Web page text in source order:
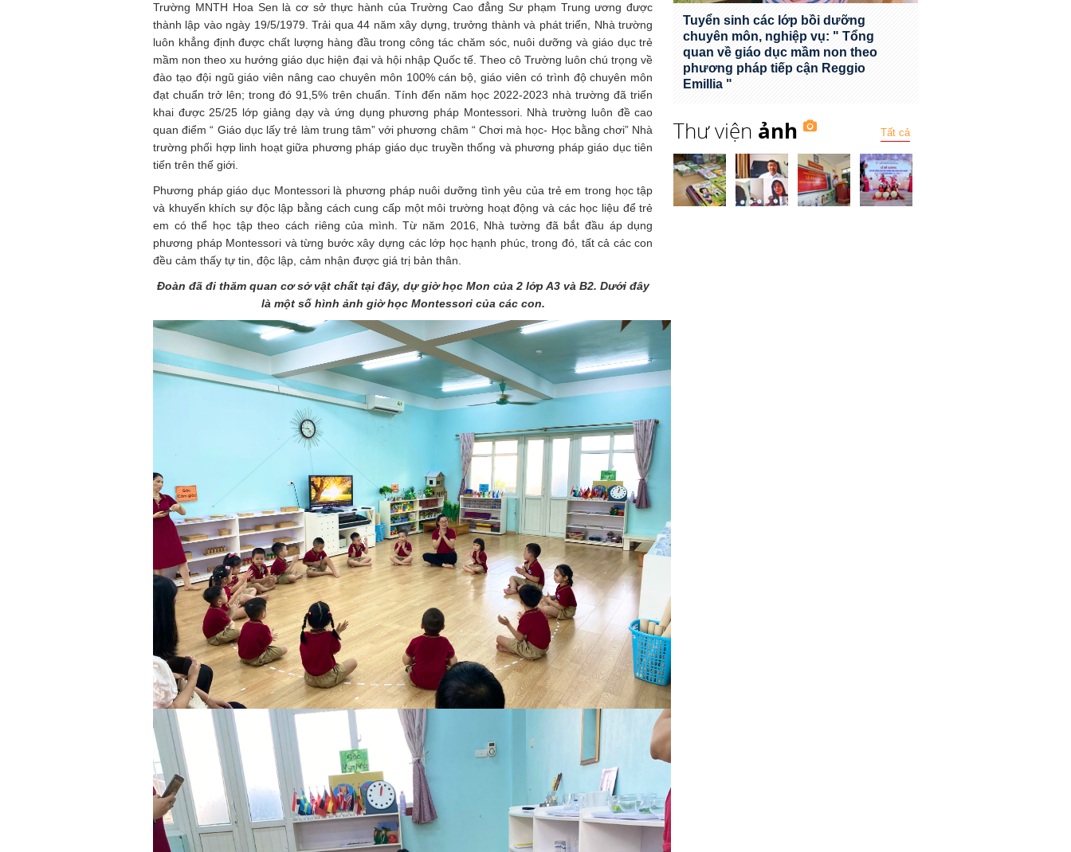
Trường MNTH Hoa Sen là cơ sở thực hành của Trường Cao đẳng Sư phạm Trung ương được
thành lập vào ngày 19/5/1979. Trải qua 44 năm xây dựng, trưởng thành và phát triển, Nhà trường
luôn khẳng định được chất lượng hàng đầu trong công tác chăm sóc, nuôi dưỡng và giáo dục trẻ
mầm non theo xu hướng giáo dục hiện đại và hội nhập Quốc tế. Theo cô Trường luôn chú trọng về
đào tạo đội ngũ giáo viên nâng cao chuyên môn 100% cán bộ, giáo viên có trình độ chuyên môn
đạt chuẩn trở lên; trong đó 91,5% trên chuẩn. Tính đến năm học 2022-2023 nhà trường đã triển
khai được 25/25 lớp giảng dạy và ứng dụng phương pháp Montessori. Nhà trường luôn đề cao
quan điểm “ Giáo dục lấy trẻ làm trung tâm” với phương châm “ Chơi mà học- Học bằng chơi” Nhà
trường phối hợp linh hoạt giữa phương pháp giáo dục truyền thống và phương pháp giáo dục tiên
tiến trên thế giới.
Phương pháp giáo dục Montessori là phương pháp nuôi dưỡng tình yêu của trẻ em trong học tập
và khuyến khích sự độc lập bằng cách cung cấp một môi trường hoạt động và các học liệu để trẻ
em có thể học tập theo cách riêng của mình. Từ năm 2016, Nhà tường đã bắt đầu áp dụng
phương pháp Montessori và từng bước xây dựng các lớp học hạnh phúc, trong đó, tất cả các con
đều cảm thấy tự tin, độc lập, cảm nhận được giá trị bản thân.
Đoàn đã đi thăm quan cơ sở vật chất tại đây, dự giờ học Mon của 2 lớp A3 và B2. Dưới đây
là một số hình ảnh giờ học Montessori của các con.
Tuyển sinh các lớp bồi dưỡng
chuyên môn, nghiệp vụ: " Tổng
quan về giáo dục mầm non theo
phương pháp tiếp cận Reggio
Emillia "
Thư viện ảnh Tất cả